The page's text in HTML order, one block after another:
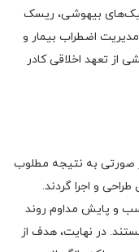
بیهوشی، ریسک
اضطراب بیمار و
از تعهد اخلاقی کادر
صورتی به نتیجه مطلوب
و اجرا گردند.
و پایش مداوم روند
در نهایت، هدف از